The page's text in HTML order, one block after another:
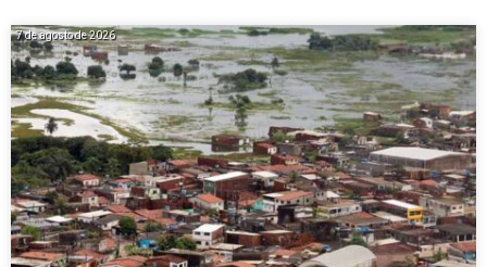
7 de agosto de 2026